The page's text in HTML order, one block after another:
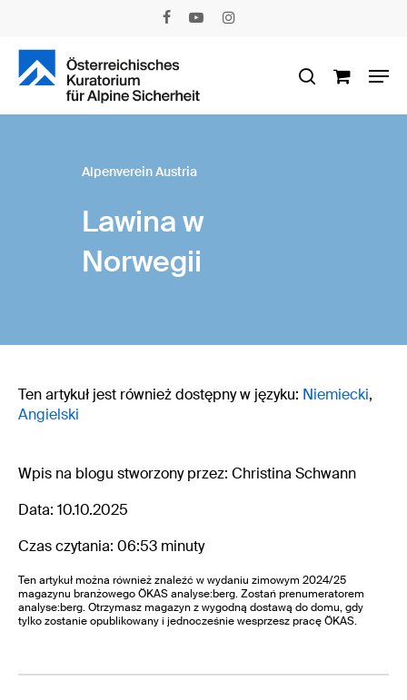
main
content
facebookyoutubeinstagram
search
Alpenverein Austria
Lawina w
Norwegii
Ten artykuł jest również dostępny w języku: Niemiecki
Angielski
Wpis na blogu stworzony przez: Christina Schwann
Data: 10.10.2025
Czas czytania: 06:53 minuty
Ten artykuł można również znaleźć w wydaniu zimowym 2024/25
magazynu branżowego ÖKAS analyse:berg. Zostań prenumeratorem
analyse:berg. Otrzymasz magazyn z wygodną dostawą do domu, gdy
tylko zostanie opublikowany i jednocześnie wesprzesz pracę ÖKAS.